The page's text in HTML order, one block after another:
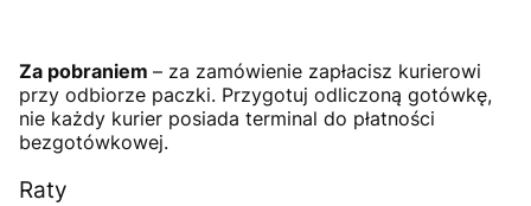
Za pobraniem – za zamówienie zapłacisz kurierowi
przy odbiorze paczki. Przygotuj odliczoną gotówkę,
nie każdy kurier posiada terminal do płatności
bezgotówkowej.
Raty